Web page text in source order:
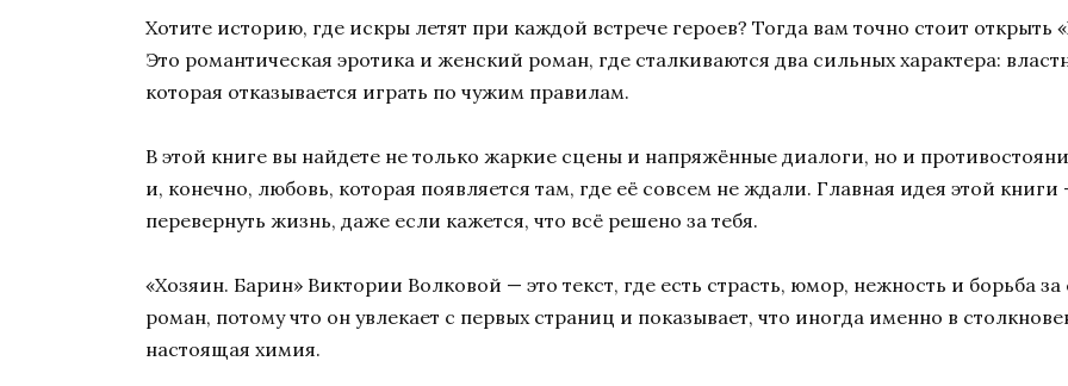
Хотите историю, где искры летят при каждой встрече героев? Тогда вам точно стоит
Это романтическая эротика и женский роман, где сталкиваются два сильных характера:
которая отказывается играть по чужим правилам.
В этой книге вы найдете не только жаркие сцены и напряжённые диалоги, но и
и, конечно, любовь, которая появляется там, где её совсем не ждали. Главная идея этой
перевернуть жизнь, даже если кажется, что всё решено за тебя.
«Хозяин. Барин» Виктории Волковой — это текст, где есть страсть, юмор, нежность и борьба
роман, потому что он увлекает с первых страниц и показывает, что иногда именно в
настоящая химия.